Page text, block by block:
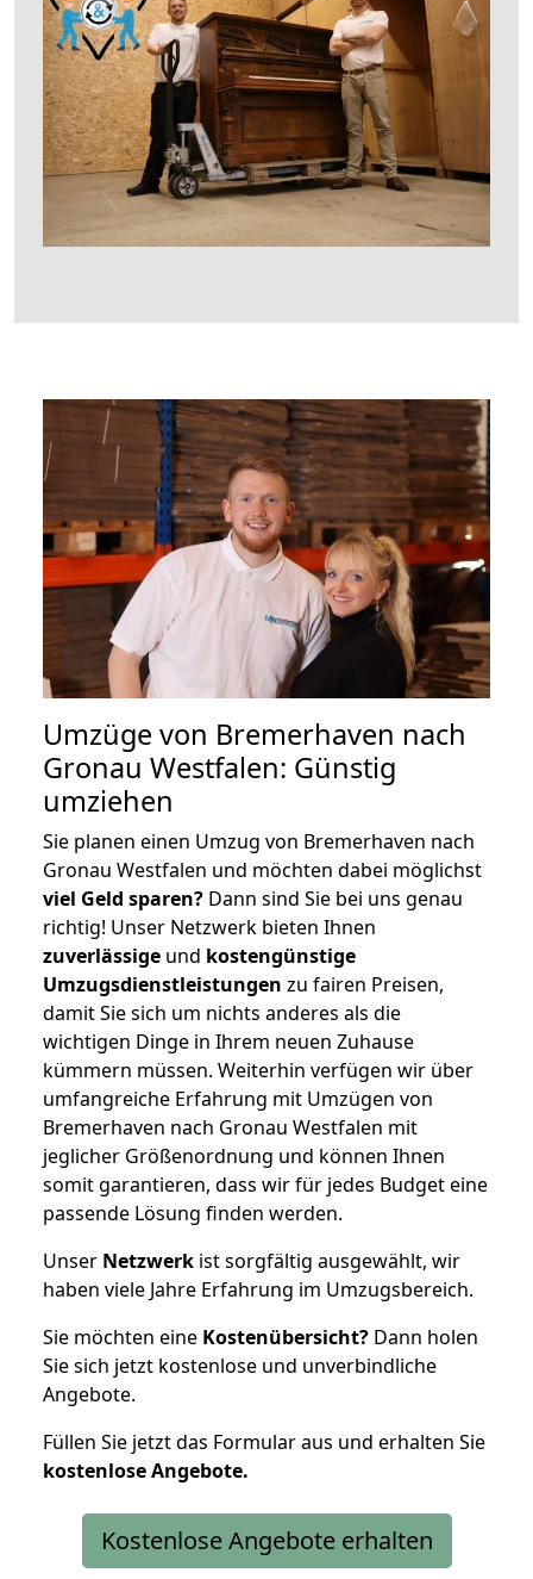
Umzüge von Bremerhaven nach
Gronau Westfalen: Günstig
umziehen
Sie planen einen Umzug von Bremerhaven nach
Gronau Westfalen und möchten dabei möglichst
viel Geld sparen? Dann sind Sie bei uns genau
richtig! Unser Netzwerk bieten Ihnen
zuverlässige und kostengünstige
Umzugsdienstleistungen zu fairen Preisen,
damit Sie sich um nichts anderes als die
wichtigen Dinge in Ihrem neuen Zuhause
kümmern müssen. Weiterhin verfügen wir über
umfangreiche Erfahrung mit Umzügen von
Bremerhaven nach Gronau Westfalen mit
jeglicher Größenordnung und können Ihnen
somit garantieren, dass wir für jedes Budget eine
passende Lösung finden werden.
Unser Netzwerk ist sorgfältig ausgewählt, wir
haben viele Jahre Erfahrung im Umzugsbereich.
Sie möchten eine Kostenübersicht? Dann holen
Sie sich jetzt kostenlose und unverbindliche
Angebote.
Füllen Sie jetzt das Formular aus und erhalten Sie
kostenloseAngebote.
Kostenlose Angebote erhalten